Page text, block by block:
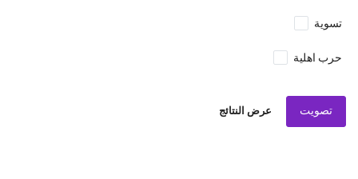
تسوية
حرب اهلية
تصويت عرض النتائج